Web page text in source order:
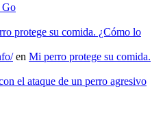
Go
protege su comida. ¿Cómo lo
en Mi perro protege su comida.
el ataque de un perro agresivo